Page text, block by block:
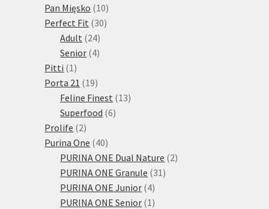
Pan Mięsko 1010
produktů
Perfect Fit 3030
Adult 2424
produktů
Senior 44
Pitti 1 1
produkt
Porta 21 1919
produktů
Feline Finest 1313
Superfood 66
Prolife 22
produkty
Purina One 4040
produktů
PURINA ONE Dual Nature 22
PURINA ONE Granule 31 31
PURINA ONE Junior 44
produkty
PURINA ONE Senior 1 1